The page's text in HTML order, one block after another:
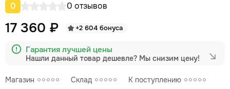
0 0 отзывов
Магазин Склад К поступлению
17 360 ₽ +2 604 бонуса
Гарантия лучшей цены
Нашли данный товар дешевле? Мы снизим цену!